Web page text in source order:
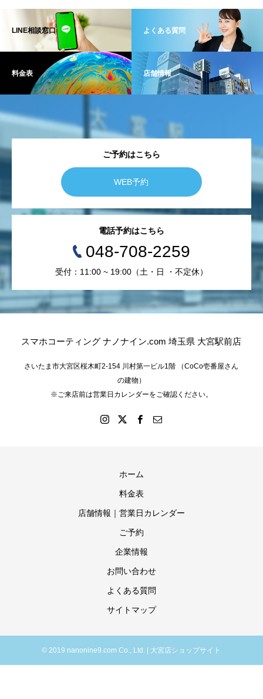
LINE相談窓口 よくある質問
料金表 店舗情報
ご予約はこちら
WEB予約
電話予約はこちら
048-708-2259
受付：11:00 ~ 19:00（土・日 ・不定休）
スマホコーティング ナノナイン.com 埼玉県 大宮駅前店
さいたま市大宮区桜木町2-154 川村第一ビル1階 （CoCo壱番屋さん
の建物）
※ご来店前は営業日カレンダーをご確認ください。
ホーム
料金表
店舗情報｜営業日カレンダー
ご予約
企業情報
お問い合わせ
よくある質問
サイトマップ
© 2019 nanonine9.com Co., Ltd. | 大宮店ショップサイト